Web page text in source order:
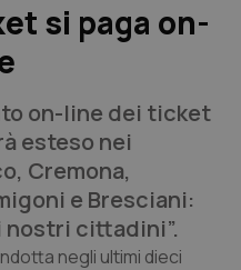
si paga on-
on-line dei ticket
esteso nei
Cremona,
e Bresciani:
nostri cittadini”.
negli ultimi dieci